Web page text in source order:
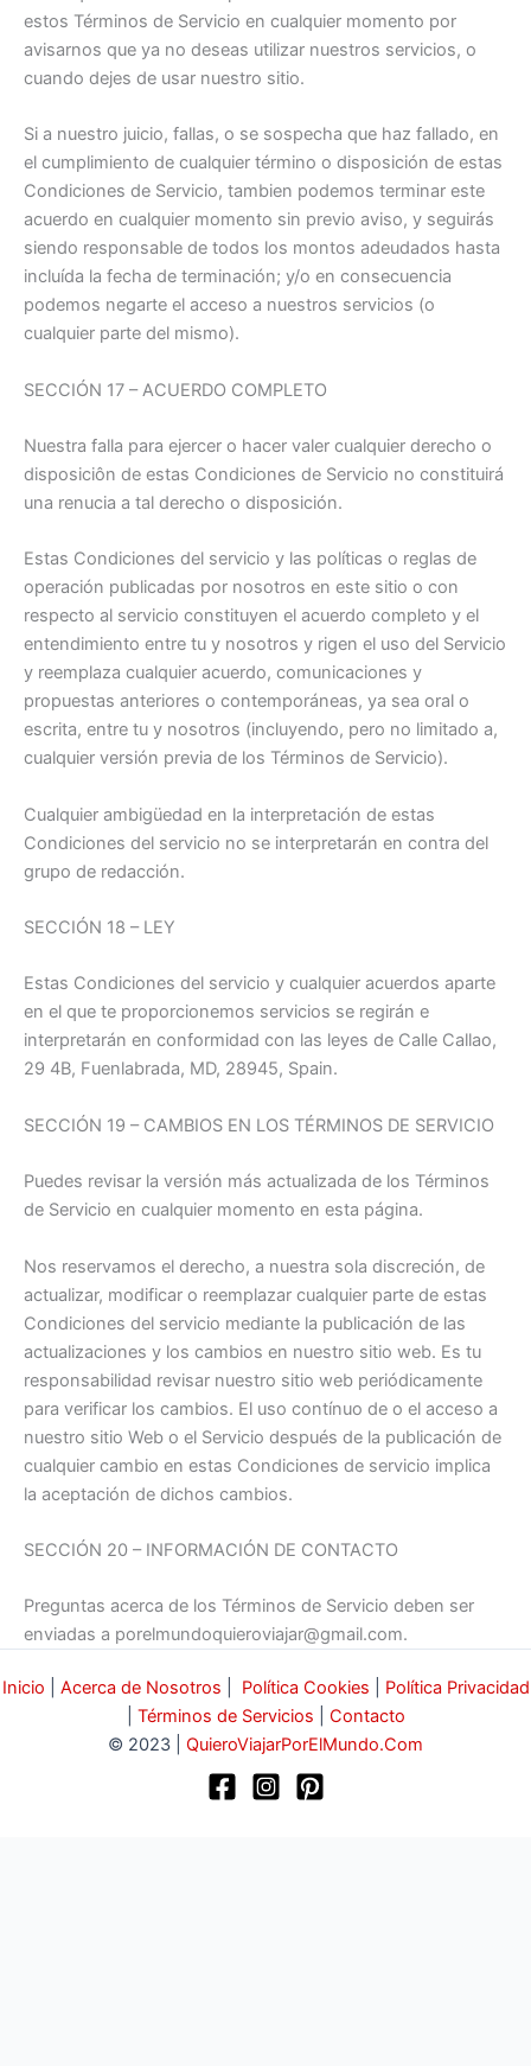
estos Términos de Servicio en cualquier momento por
avisarnos que ya no deseas utilizar nuestros servicios, o
cuando dejes de usar nuestro sitio.
Si a nuestro juicio, fallas, o se sospecha que haz fallado, en
el cumplimiento de cualquier término o disposición de estas
Condiciones de Servicio, tambien podemos terminar este
acuerdo en cualquier momento sin previo aviso, y seguirás
siendo responsable de todos los montos adeudados hasta
incluída la fecha de terminación; y/o en consecuencia
podemos negarte el acceso a nuestros servicios (o
cualquier parte del mismo).
SECCIÓN 17 – ACUERDO COMPLETO
Nuestra falla para ejercer o hacer valer cualquier derecho o
disposiciôn de estas Condiciones de Servicio no constituirá
una renucia a tal derecho o disposición.
Estas Condiciones del servicio y las políticas o reglas de
operación publicadas por nosotros en este sitio o con
respecto al servicio constituyen el acuerdo completo y el
entendimiento entre tu y nosotros y rigen el uso del Servicio
y reemplaza cualquier acuerdo, comunicaciones y
propuestas anteriores o contemporáneas, ya sea oral o
escrita, entre tu y nosotros (incluyendo, pero no limitado a,
cualquier versión previa de los Términos de Servicio).
Cualquier ambigüedad en la interpretación de estas
Condiciones del servicio no se interpretarán en contra del
grupo de redacción.
SECCIÓN 18 – LEY
Estas Condiciones del servicio y cualquier acuerdos aparte
en el que te proporcionemos servicios se regirán e
interpretarán en conformidad con las leyes de Calle Callao,
29 4B, Fuenlabrada, MD, 28945, Spain.
SECCIÓN 19 – CAMBIOS EN LOS TÉRMINOS DE SERVICIO
Puedes revisar la versión más actualizada de los Términos
de Servicio en cualquier momento en esta página.
Nos reservamos el derecho, a nuestra sola discreción, de
actualizar, modificar o reemplazar cualquier parte de estas
Condiciones del servicio mediante la publicación de las
actualizaciones y los cambios en nuestro sitio web. Es tu
responsabilidad revisar nuestro sitio web periódicamente
para verificar los cambios. El uso contínuo de o el acceso a
nuestro sitio Web o el Servicio después de la publicación de
cualquier cambio en estas Condiciones de servicio implica
la aceptación de dichos cambios.
SECCIÓN 20 – INFORMACIÓN DE CONTACTO
Preguntas acerca de los Términos de Servicio deben ser
enviadas a porelmundoquieroviajar@gmail.com.
Inicio Acerca de Nosotros Política Cookies
Política Privacidad
Términos de Servicios
Contacto
© 2023 | QuieroViajarPorElMundo.Com